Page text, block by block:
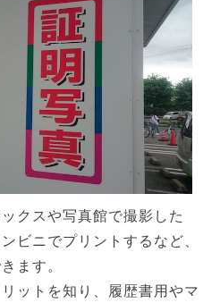
クスや写真館で撮影した
ビニでプリントするなど、
ます。
ットを知り、履歴書用やマ